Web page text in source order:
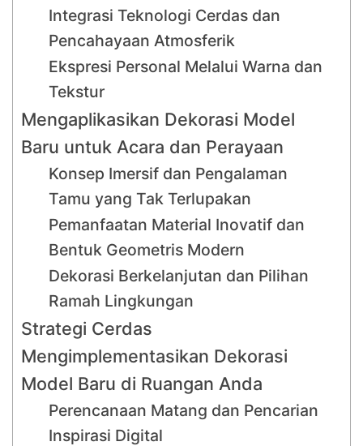
Integrasi Teknologi Cerdas dan
Pencahayaan Atmosferik
Ekspresi Personal Melalui Warna dan
Tekstur
Mengaplikasikan Dekorasi Model
Baru untuk Acara dan Perayaan
Konsep Imersif dan Pengalaman
Tamu yang Tak Terlupakan
Pemanfaatan Material Inovatif dan
Bentuk Geometris Modern
Dekorasi Berkelanjutan dan Pilihan
Ramah Lingkungan
Strategi Cerdas
Mengimplementasikan Dekorasi
Model Baru di Ruangan Anda
Perencanaan Matang dan Pencarian
Inspirasi Digital